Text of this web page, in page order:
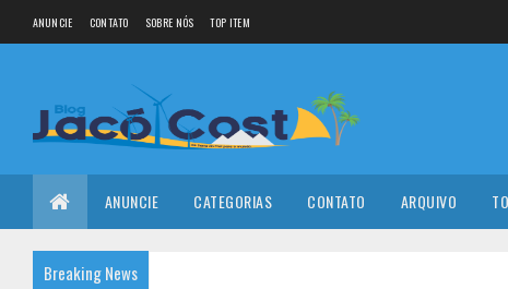
ANUNCIE CONTATO SOBRE NÓS TOP ITEM
ANUNCIE CATEGORIAS CONTATO ARQUIVO
Breaking News